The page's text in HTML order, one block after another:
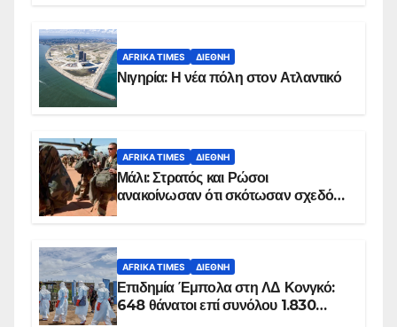
AFRIKA TIMES ΔΙΕΘΝΉ
Νιγηρία: Η νέα πόλη στον Ατλαντικό
AFRIKA TIMES ΔΙΕΘΝΉ
Μάλι: Στρατός και Ρώσοι
ανακοίνωσαν ότι σκότωσαν σχεδόν
AFRIKA TIMES ΔΙΕΘΝΉ
Επιδημία Έμπολα στη ΛΔ Κονγκό:
648 θάνατοι επί συνόλου 1.830